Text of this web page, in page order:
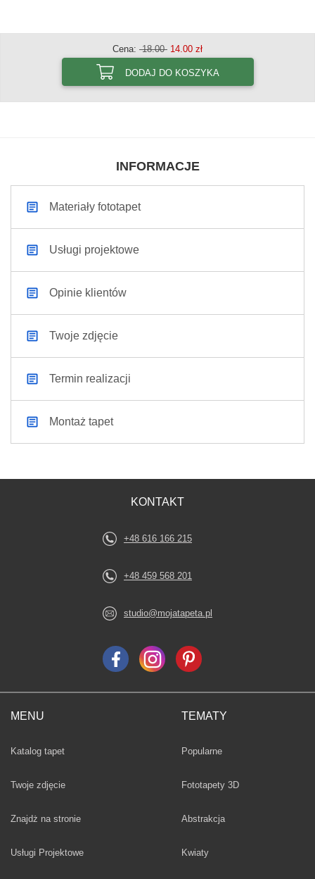
Cena: 18.00 14.00 zł
DODAJ DO KOSZYKA
INFORMACJE
Materiały fototapet
Usługi projektowe
Opinie klientów
Twoje zdjęcie
Termin realizacji
Montaż tapet
MENU
Katalog tapet
Twoje zdjęcie
Znajdż na stronie
Usługi Projektowe
TEMATY
Fototapety
Popularne
Fototapety 3D
Fototapety
Abstrakcja
Fototapety
Kwiaty
KONTAKT
+48 616 166 215
+48 459 568 201
studio@mojatapeta.pl